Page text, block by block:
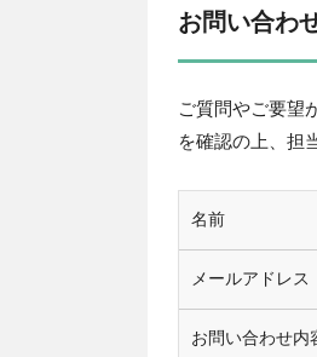
お問い合わ
ご質問やご要望
を確認の上、担
名前
メールアドレス
お問い合わせ内